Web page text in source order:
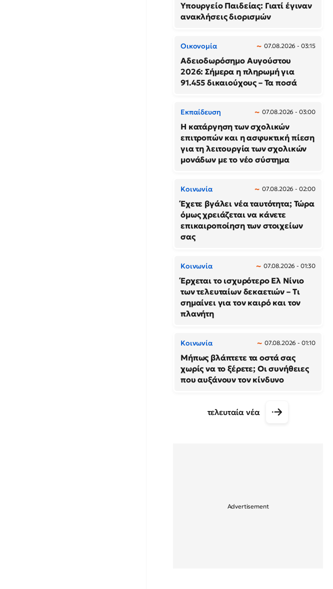
Υπουργείο Παιδείας: Γιατί έγιναν
ανακλήσεις διορισμών
Οικονομία 07.08.2026 - 03:15
Αδειοδωρόσημο Αυγούστου
2026: Σήμερα η πληρωμή για
91.455 δικαιούχους – Τα ποσά
Εκπαίδευση 07.08.2026 - 03:00
Η κατάργηση των σχολικών
επιτροπών και η ασφυκτική πίεση
για τη λειτουργία των σχολικών
μονάδων με το νέο σύστημα
Κοινωνία 07.08.2026 - 02:00
Έχετε βγάλει νέα ταυτότητα; Τώρα
όμως χρειάζεται να κάνετε
επικαιροποίηση των στοιχείων
σας
Κοινωνία 07.08.2026 - 01:30
Έρχεται το ισχυρότερο Ελ Νίνιο
των τελευταίων δεκαετιών – Τι
σημαίνει για τον καιρό και τον
πλανήτη
Κοινωνία 07.08.2026 - 01:10
Μήπως βλάπτετε τα οστά σας
χωρίς να το ξέρετε; Οι συνήθειες
που αυξάνουν τον κίνδυνο
τελευταία νέα